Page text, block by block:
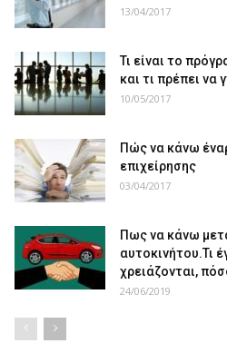
13/04/2017
Τι είναι το
και τι πρέπει να
10/05/2017
Πώς να κάνω
επιχείρησης
03/04/2017
Πως να κάνω
αυτοκινήτου.Τι
χρειάζονται,
24/06/2019